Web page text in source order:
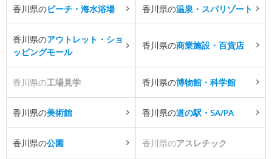
香川県のビーチ・海水浴場 香川県の温泉・スパリゾート
香川県のアウトレット・ショ
ッピングモール
香川県の商業施設・百貨店
香川県の工場見学 香川県の博物館・科学館
香川県の美術館 香川県の道の駅・SA/PA
香川県の公園 香川県のアスレチック